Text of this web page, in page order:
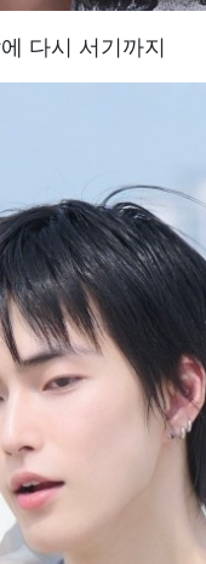
다시 서기까지